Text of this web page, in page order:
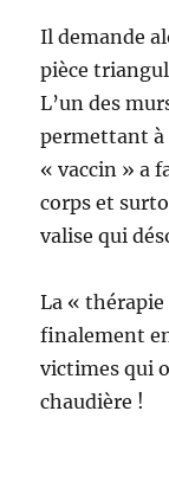
Il demande
pièce
L’un des
permettant à
« vaccin » a
corps et
valise qui
La « thérapie
finalement
victimes qui
chaudière !